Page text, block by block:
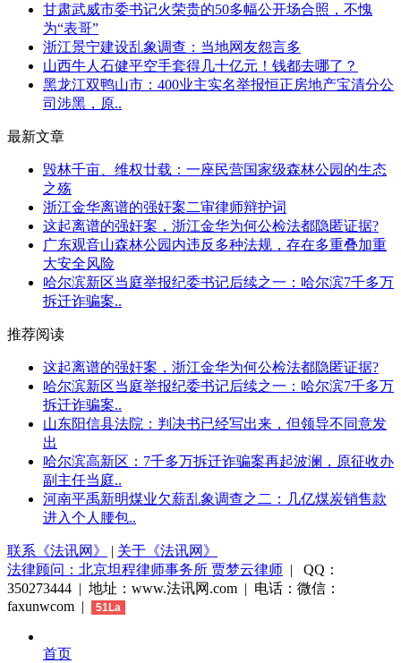
甘肃武威市委书记火荣贵的50多幅公开场合照，不愧
为“表哥”
浙江景宁建设乱象调查：当地网友怨言多
山西牛人石健平空手套得几十亿元！钱都去哪了？
黑龙江双鸭山市：400业主实名举报恒正房地产宝清分公
司涉黑，原..
最新文章
毁林千亩、维权廿载：一座民营国家级森林公园的生态
之殇
浙江金华离谱的强奸案二审律师辩护词
这起离谱的强奸案，浙江金华为何公检法都隐匿证据?
广东观音山森林公园内违反多种法规，存在多重叠加重
大安全风险
哈尔滨新区当庭举报纪委书记后续之一：哈尔滨7千多万
拆迁诈骗案..
推荐阅读
这起离谱的强奸案，浙江金华为何公检法都隐匿证据?
哈尔滨新区当庭举报纪委书记后续之一：哈尔滨7千多万
拆迁诈骗案..
山东阳信县法院：判决书已经写出来，但领导不同意发
出
哈尔滨高新区：7千多万拆迁诈骗案再起波澜，原征收办
副主任当庭..
河南平禹新明煤业欠薪乱象调查之二：几亿煤炭销售款
进入个人腰包..
联系《法讯网》 | 关于《法讯网》
法律顾问：北京坦程律师事务所 贾梦云律师 | QQ：
350273444 | 地址：www.法讯网.com | 电话：微信：
faxunwcom |
51La
首页